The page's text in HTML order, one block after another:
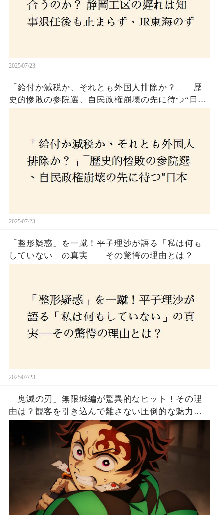
2025/07/23
「給付か減税か、それとも外国人排除か？」―歴
史的惨敗の参院選、自民政権崩壊の先に待つ“日本
2025/07/23
「整形疑惑」を一蹴！平子理沙が語る「私は何も
していない」の真実——その驚愕の理由とは？
2025/07/23
「鬼滅の刃」無限城編が驚異的なヒット！その理
由は？観客を引き込んで離さない圧倒的な魅力と